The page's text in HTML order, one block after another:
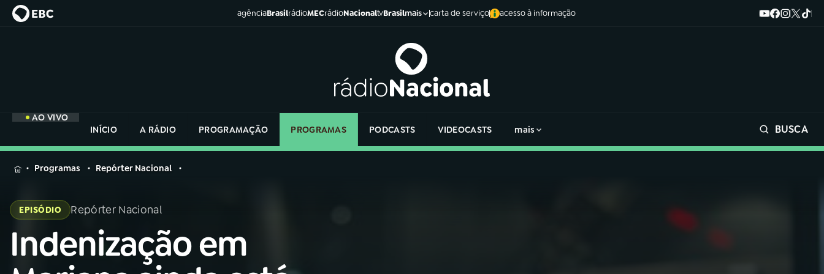
agênciaBrasilrádioMECrádioNacionaltvBrasilmais carta de serviço acesso à informação
AO VIVO
INÍCIO
A RÁDIO PROGRAMAÇÃO PROGRAMAS PODCASTS VIDEOCASTS mais BUSCA
MENU
Buscar
na
Rádio
AO VIVO
na
Rádio
Programas Repórter Nacional
EPISÓDIO Repórter Nacional
Indenização em